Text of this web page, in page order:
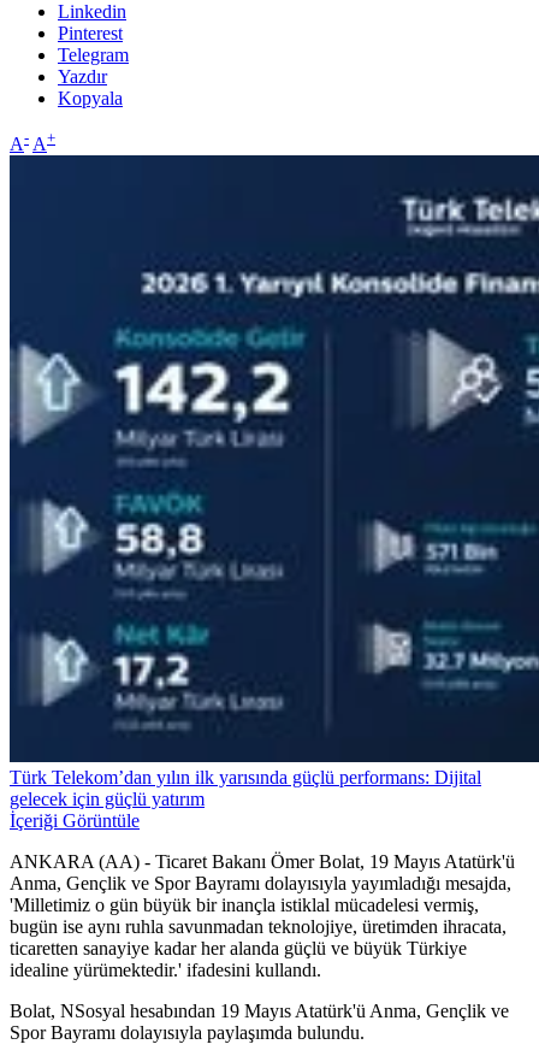
Linkedin
Pinterest
Telegram
Yazdır
Kopyala
A- A+
Türk Telekom’dan yılın ilk yarısında güçlü performans: Dijital
gelecek için güçlü yatırım
İçeriği Görüntüle
ANKARA (AA) - Ticaret Bakanı Ömer Bolat, 19 Mayıs Atatürk'ü
Anma, Gençlik ve Spor Bayramı dolayısıyla yayımladığı mesajda,
'Milletimiz o gün büyük bir inançla istiklal mücadelesi vermiş,
bugün ise aynı ruhla savunmadan teknolojiye, üretimden ihracata,
ticaretten sanayiye kadar her alanda güçlü ve büyük Türkiye
idealine yürümektedir.' ifadesini kullandı.
Bolat, NSosyal hesabından 19 Mayıs Atatürk'ü Anma, Gençlik ve
Spor Bayramı dolayısıyla paylaşımda bulundu.